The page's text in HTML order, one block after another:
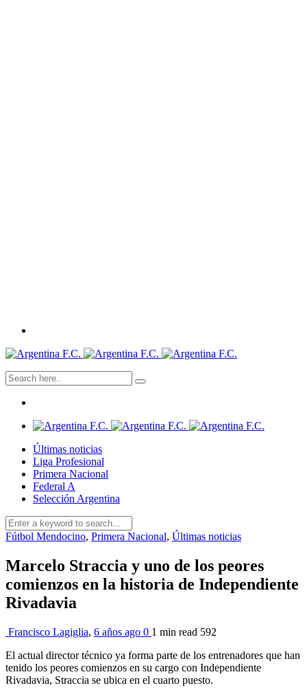
Últimas noticias
Liga Profesional
Primera Nacional
Federal A
Selección Argentina
Fútbol Mendocino, Primera Nacional, Últimas noticias
Marcelo Straccia y uno de los peores
comienzos en la historia de Independiente
Rivadavia
Francisco Lagiglia, 6 años ago 0 1 min read 592
El actual director técnico ya forma parte de los entrenadores que han
tenido los peores comienzos en su cargo con Independiente
Rivadavia, Straccia se ubica en el cuarto puesto.